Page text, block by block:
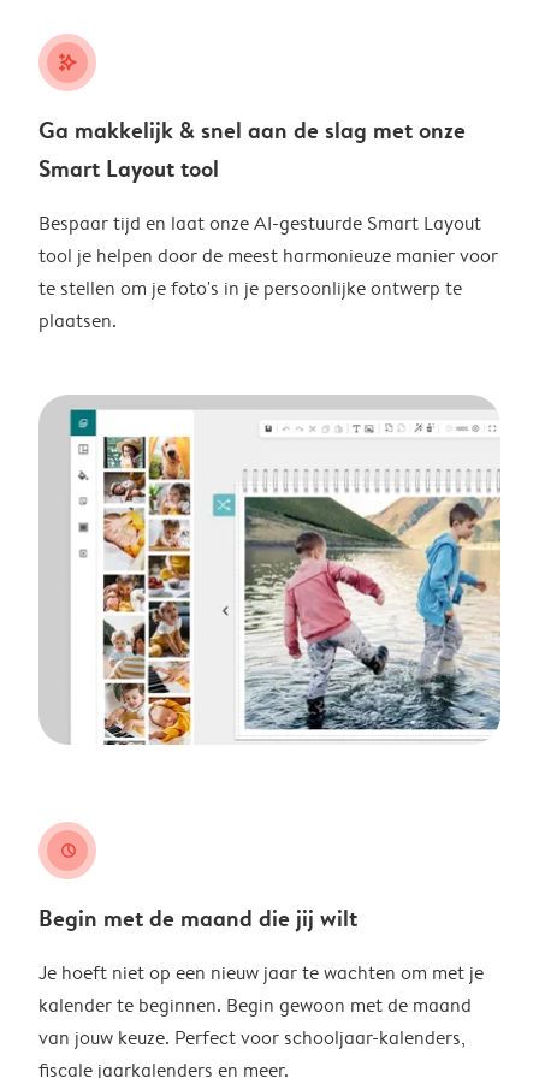
stars_plus
Ga makkelijk & snel aan de slag met onze
Smart Layout tool
Bespaar tijd en laat onze AI-gestuurde Smart Layout
tool je helpen door de meest harmonieuze manier voor
te stellen om je foto's in je persoonlijke ontwerp te
plaatsen.
clock
Begin met de maand die jij wilt
Je hoeft niet op een nieuw jaar te wachten om met je
kalender te beginnen. Begin gewoon met de maand
van jouw keuze. Perfect voor schooljaar-kalenders,
fiscale jaarkalenders en meer.